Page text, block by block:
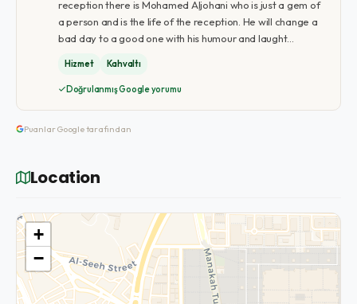
reception there is Mohamed Aljohani who is just a gem of
a person and is the life of the reception. He will change a
bad day to a good one with his humour and laught…
Hizmet Kahvaltı
Doğrulanmış Google yorumu
Puanlar Google tarafından
Location
+
−